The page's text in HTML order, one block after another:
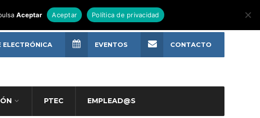
PTEC EMPLEAD@S
ELECTRÓNICA EVENTOS CONTACTO
Aceptar Aceptar Política de privacidad